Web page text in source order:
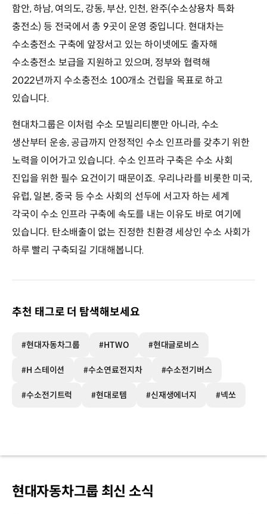
함안, 하남, 여의도, 강동, 부산, 인천, 완주(수소상용차 특화
충전소) 등 전국에서 총 9곳이 운영 중입니다. 현대차는
수소충전소 구축에 앞장서고 있는 하이넷에도 출자해
수소충전소 보급을 지원하고 있으며, 정부와 협력해
2022년까지 수소충전소 100개소 건립을 목표로 하고
있습니다.
현대차그룹은 이처럼 수소 모빌리티뿐만 아니라, 수소
생산부터 운송, 공급까지 안정적인 수소 인프라를 갖추기 위한
노력을 이어가고 있습니다. 수소 인프라 구축은 수소 사회
진입을 위한 필수 요건이기 때문이죠. 우리나라를 비롯한 미국,
유럽, 일본, 중국 등 수소 사회의 선두에 서고자 하는 세계
각국이 수소 인프라 구축에 속도를 내는 이유도 바로 여기에
있습니다. 탄소배출이 없는 진정한 친환경 세상인 수소 사회가
하루 빨리 구축되길 기대해봅니다.
추천 태그로 더 탐색해보세요
#현대자동차그룹 #HTWO #현대글로비스
#H 스테이션 #수소연료전지차 #수소전기버스
#수소전기트럭 #현대로템 #신재생에너지 #넥쏘
현대자동차그룹 최신 소식